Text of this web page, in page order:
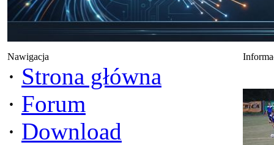
Nawigacja
· Strona główna
· Forum
· Download